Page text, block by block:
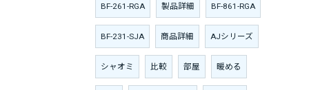
BF-261-RGA 製品詳細 BF-861-RGA
BF-231-SJA 商品詳細 AJシリーズ
シャオミ 比較 部屋 暖める